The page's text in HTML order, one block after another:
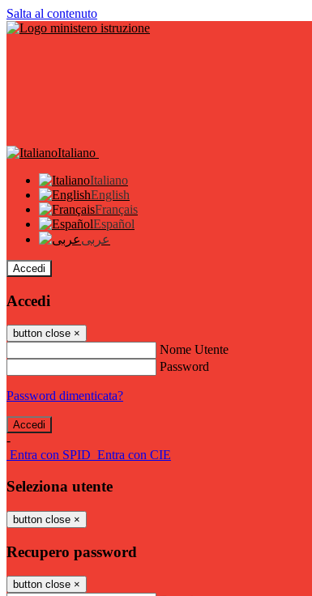
Salta al contenuto
Italiano
Italiano
English
Français
Español
عربى
Accedi
Accedi
button close ×
Nome Utente
Password
Password dimenticata?
-
Entra con SPID Entra con CIE
Seleziona utente
button close ×
Recupero password
button close ×